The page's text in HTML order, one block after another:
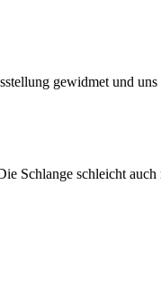
gewidmet und
Schlange schleicht